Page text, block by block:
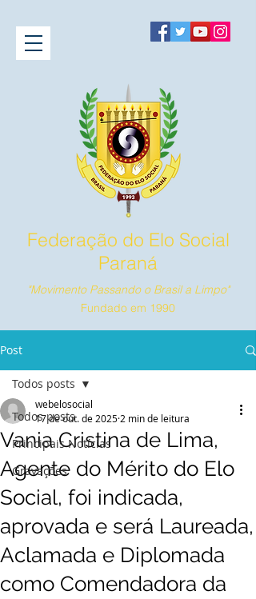
Federação do Elo Social
Paraná
"Movimento Passando o Brasil a Limpo"
Fundado em 1990
Post
Todos posts
Principais Notícias
Gravações
Todos posts
Vania Cristina de Lima,
Agente do Mérito do Elo
Social, foi indicada,
aprovada e será Laureada,
Aclamada e Diplomada
como Comendadora da
webelosocial
17 de out. de 2025 2 min de leitura